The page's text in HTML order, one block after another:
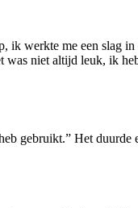
ik werkte me een slag in
was niet altijd leuk, ik
gebruikt.” Het duurde